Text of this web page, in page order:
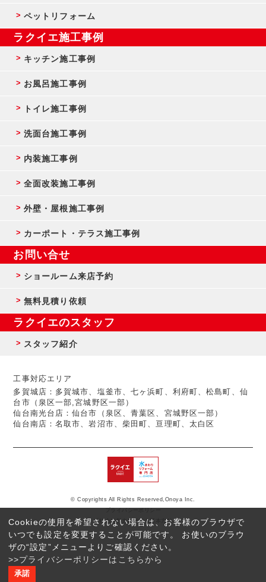
Cookieの使用を希望されない場合は、お客様のブラウザで
いつでも設定を変更することが可能です。 お使いのブラウ
ザの“設定”メニューよりご確認ください。
>>プライバシーポリシーはこちらから
承諾
反社会的勢力に対する基本方針
© Copyrights All Rights Reserved,Onoya Inc.
ペットリフォーム
ラクイエ施工事例
キッチン施工事例
お風呂施工事例
トイレ施工事例
洗面台施工事例
内装施工事例
全面改装施工事例
外壁・屋根施工事例
カーポート・テラス施工事例
お問い合せ
ショールーム来店予約
無料見積り依頼
ラクイエのスタッフ
スタッフ紹介
工事対応エリア
多賀城店：多賀城市、塩釜市、七ヶ浜町、利府町、松島町、仙
台市（泉区一部,宮城野区一部）
仙台南光台店：仙台市（泉区、青葉区、宮城野区一部）
仙台南店：名取市、岩沼市、柴田町、亘理町、太白区